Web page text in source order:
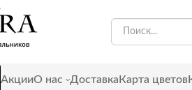
АкцииО нас Доставка Карта цветов